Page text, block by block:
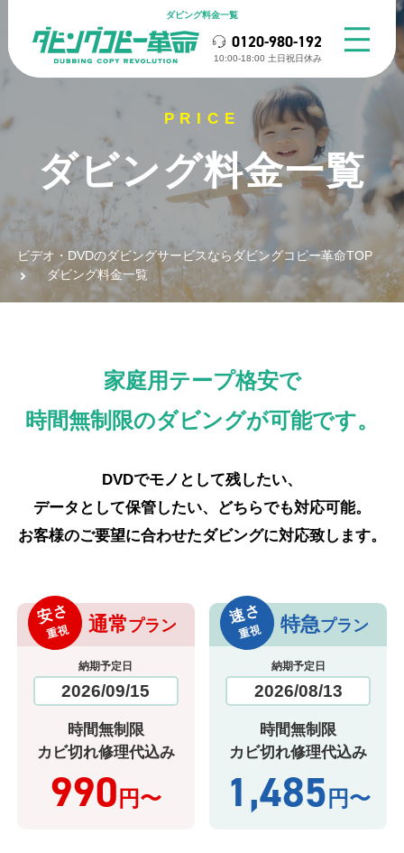
ダビング料金一覧
0120-980-192
10:00-18:00 ⼟⽇祝⽇休み
ダビング料金一覧
ビデオ・DVDのダビングサービスならダビングコピー革命TOP
ダビング料金一覧
家庭用テープ格安で
時間無制限のダビングが可能です。
DVDでモノとして残したい、
データとして保管したい、どちらでも対応可能。
お客様のご要望に合わせたダビングに対応致します。
安さ
重視 通常プラン
納期予定日
2026/09/15
時間無制限
カビ切れ修理代込み
990 円〜
速さ
重視 特急プラン
納期予定日
2026/08/13
時間無制限
カビ切れ修理代込み
1,485 円〜